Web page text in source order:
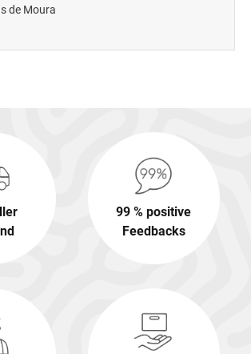
de Moura
99 % positive
Feedbacks